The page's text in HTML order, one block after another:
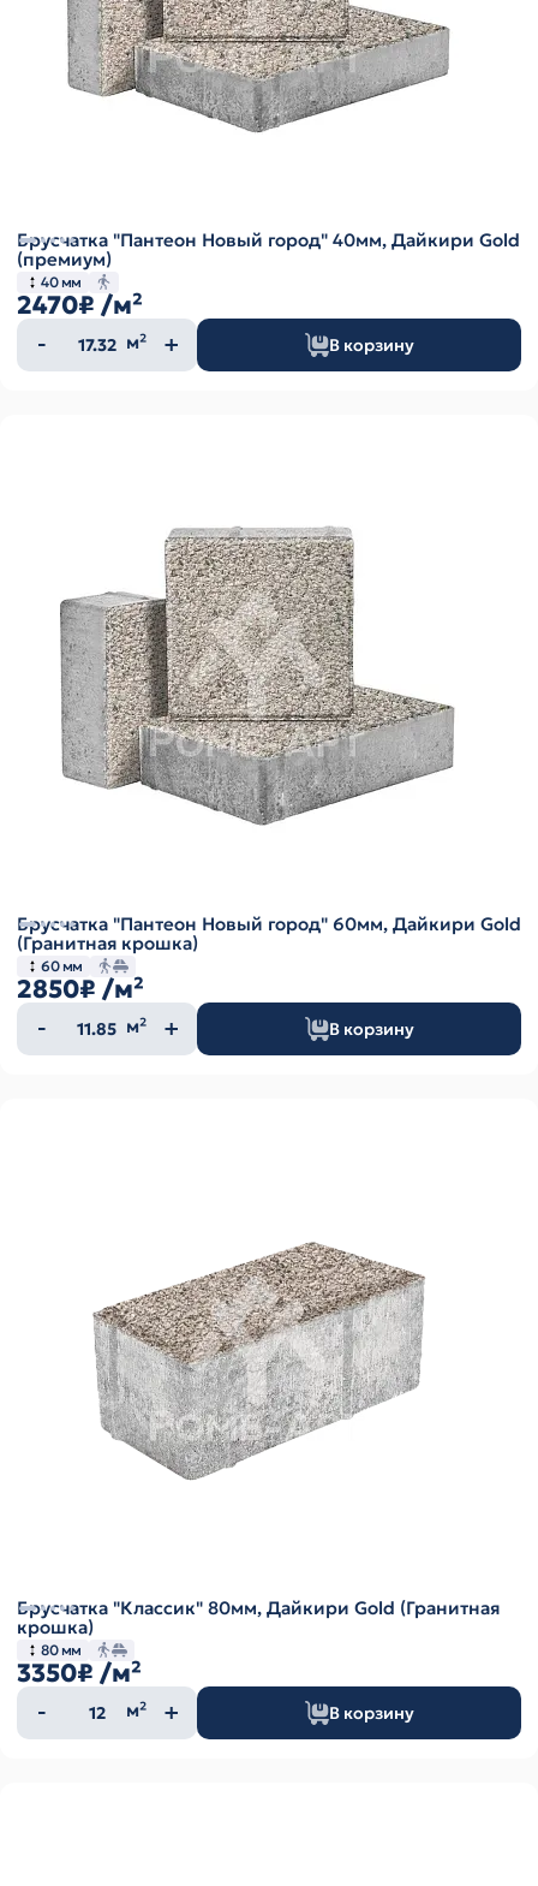
Брусчатка "Пантеон Новый город" 40мм, Дайкири Gold
(премиум)
40 мм
2470₽ /м²
Количество
товара
м² В корзину
Брусчатка "Пантеон Новый город" 60мм, Дайкири Gold
(Гранитная крошка)
60 мм
2850₽ /м²
Количество
товара
м² В корзину
Брусчатка "Классик" 80мм, Дайкири Gold (Гранитная
крошка)
80 мм
3350₽ /м²
Количество
товара
м² В корзину